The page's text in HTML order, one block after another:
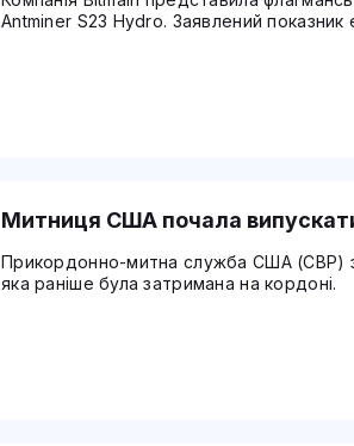
Antminer S23 Hydro. Заявлений
Митниця США почала
Прикордонно-митна служба США (CBP)
яка раніше була затримана на кордоні.